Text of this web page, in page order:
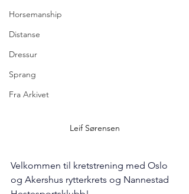
Horsemanship
Distanse
Dressur
Sprang
Fra Arkivet
Leif Sørensen
Velkommen til kretstrening med Oslo
og Akershus rytterkrets og Nannestad